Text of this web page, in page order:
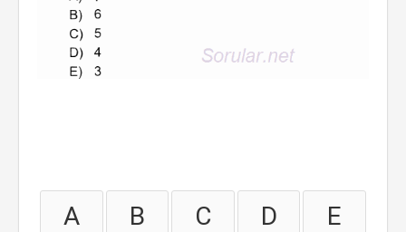
A B C D E